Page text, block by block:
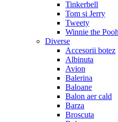
Tinkerbell
Tom si Jerry
Tweety
Winnie the Pooh
Diverse
Accesorii botez
Albinuta
Avion
Balerina
Baloane
Balon aer cald
Barza
Broscuta